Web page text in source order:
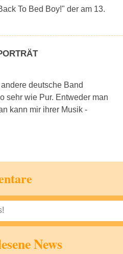
To Bed Boy!" der am 13.
deutsche Band
sehr wie Pur. Entweder man
kann mir ihrer Musik -
News